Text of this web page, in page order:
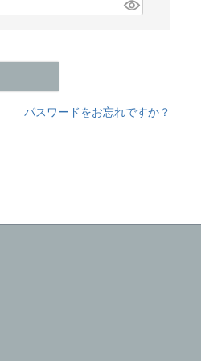
パスワードをお忘れですか？